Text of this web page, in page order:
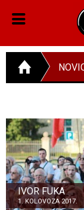
IVOR FUKA
1. KOLOVOZA 2017.